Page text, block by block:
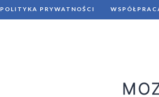
POLITYKA PRYWATNOŚCI